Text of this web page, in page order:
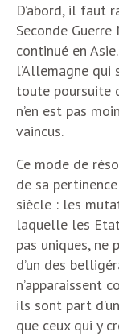
D’abord, il faut
Seconde
continué en
l’Allemagne qui
toute poursuite
n’en est pas
vaincus.
Ce mode de
de sa
siècle : les
laquelle les
pas uniques,
d’un des
n’apparaissent
ils sont part
que ceux qui y